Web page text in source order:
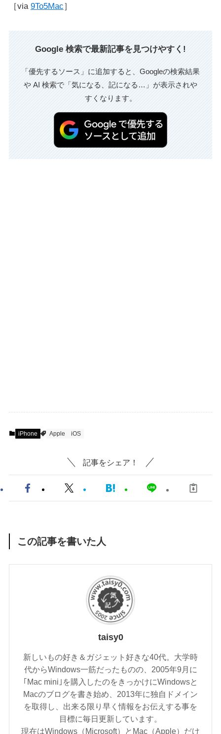
［via 9To5Mac］
Google 検索で最新記事を見つけやすく!
「優先するソース」に追加すると、Googleの検索結果
や AI 検索で「気になる、記になる…」が表示されや
すくなります。
iPhone Apple iOS
記事をシェア！
この記事を書いた人
taisy0
新しいもの好き＆ガジェット好きな40代。大学時
代からWindows一筋だったものの、2005年9月に
｢Mac mini｣を購入したのをきっかけにWindowsと
Macのブログを書き始め、2013年に独自ドメイン
を取得し、出来る限り早く情報をお伝えする事を
目標に毎日更新しています。
現在はWindows（Microsoft）とMac（Apple）だけ